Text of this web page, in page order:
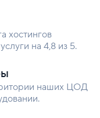
хостингов
на 4,8 из 5.
наших ЦОД